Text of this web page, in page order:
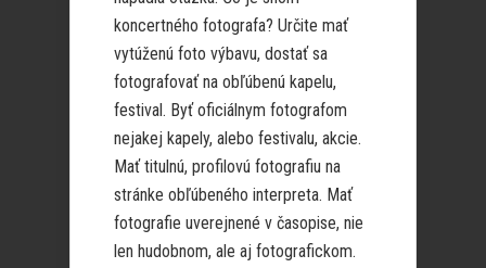
koncertného fotografa? Určite mať
vytúženú foto výbavu, dostať sa
fotografovať na obľúbenú kapelu,
festival. Byť oficiálnym fotografom
nejakej kapely, alebo festivalu, akcie.
Mať titulnú, profilovú fotografiu na
stránke obľúbeného interpreta. Mať
fotografie uverejnené v časopise, nie
len hudobnom, ale aj fotografickom.